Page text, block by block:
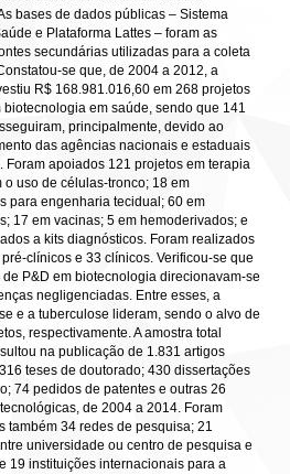
bases de dados públicas – Sistema
e Plataforma Lattes – foram as
secundárias utilizadas para a coleta
se que, de 2004 a 2012, a
R$ 168.981.016,60 em 268 projetos
biotecnologia em saúde, sendo que 141
principalmente, devido ao
das agências nacionais e estaduais
Foram apoiados 121 projetos em terapia
o uso de células-tronco; 18 em
para engenharia tecidual; 60 em
17 em vacinas; 5 em hemoderivados; e
a kits diagnósticos. Foram realizados
clínicos e 33 clínicos. Verificou-se que
P&D em biotecnologia direcionavam-se
negligenciadas. Entre esses, a
e a tuberculose lideram, sendo o alvo de
respectivamente. A amostra total
na publicação de 1.831 artigos
teses de doutorado; 430 dissertações
74 pedidos de patentes e outras 26
de 2004 a 2014. Foram
também 34 redes de pesquisa; 21
universidade ou centro de pesquisa e
19 instituições internacionais para a